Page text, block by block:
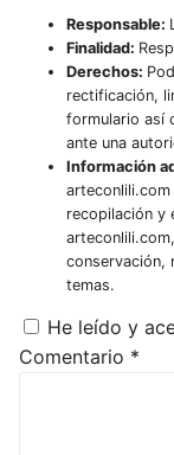
Comentario *
Responsable:
Finalidad:
Derechos:
rectificación,
formulario así
ante una
Información
recopilación y
conservación,
temas.
He leído y